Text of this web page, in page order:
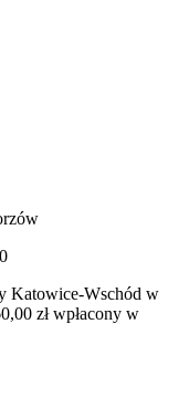
Katowice-Wschód w
zł wpłacony w